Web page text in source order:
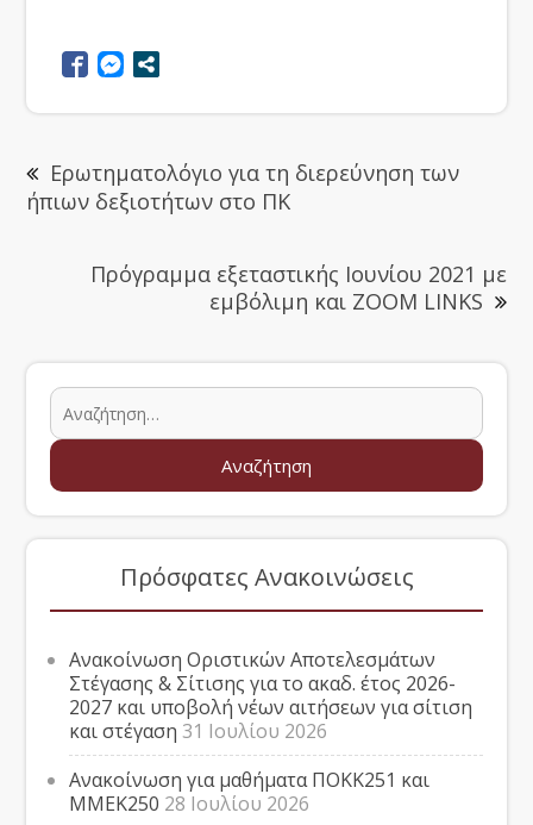
Ερωτηματολόγιο για τη διερεύνηση των
ήπιων δεξιοτήτων στο ΠΚ
Πρόγραμμα εξεταστικής Ιουνίου 2021 με
εμβόλιμη και ZOOM LINKS
Πρόσφατες Ανακοινώσεις
Ανακοίνωση Οριστικών Αποτελεσμάτων
Στέγασης & Σίτισης για το ακαδ. έτος 2026-
2027 και υποβολή νέων αιτήσεων για σίτιση
και στέγαση 31 Ιουλίου 2026
Ανακοίνωση για μαθήματα ΠΟΚΚ251 και
ΜΜΕΚ250 28 Ιουλίου 2026